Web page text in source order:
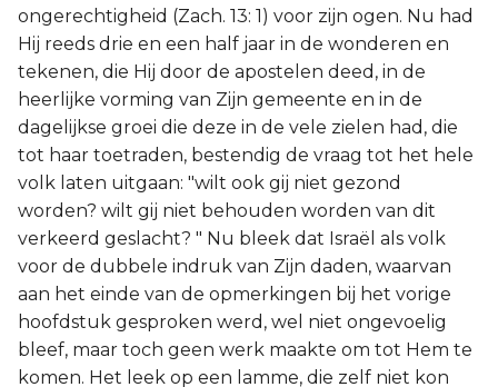
ongerechtigheid (Zach. 13: 1) voor zijn ogen. Nu had
Hij reeds drie en een half jaar in de wonderen en
tekenen, die Hij door de apostelen deed, in de
heerlijke vorming van Zijn gemeente en in de
dagelijkse groei die deze in de vele zielen had, die
tot haar toetraden, bestendig de vraag tot het hele
volk laten uitgaan: "wilt ook gij niet gezond
worden? wilt gij niet behouden worden van dit
verkeerd geslacht? " Nu bleek dat Israël als volk
voor de dubbele indruk van Zijn daden, waarvan
aan het einde van de opmerkingen bij het vorige
hoofdstuk gesproken werd, wel niet ongevoelig
bleef, maar toch geen werk maakte om tot Hem te
komen. Het leek op een lamme, die zelf niet kon